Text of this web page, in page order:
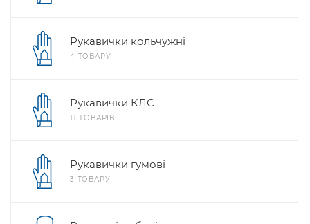
Рукавички кольчужні
4 ТОВАРУ
Рукавички КЛС
11 ТОВАРІВ
Рукавички гумові
3 ТОВАРУ